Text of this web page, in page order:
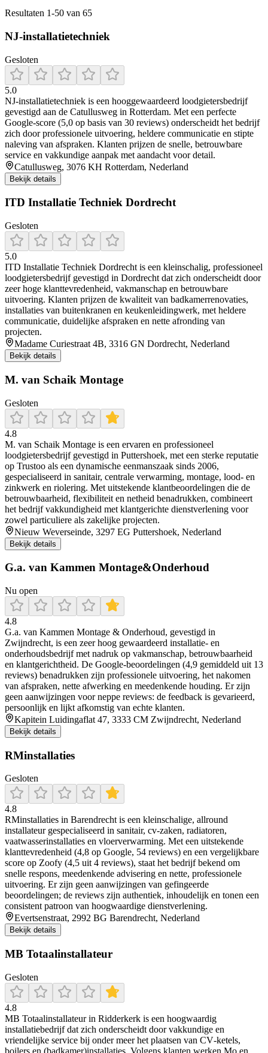
Resultaten 1-50 van 65
NJ-installatietechniek
Gesloten
5.0
NJ‑installatietechniek is een hooggewaardeerd loodgietersbedrijf
gevestigd aan de Catullusweg in Rotterdam. Met een perfecte
Google-score (5,0 op basis van 30 reviews) onderscheidt het bedrijf
zich door professionele uitvoering, heldere communicatie en stipte
naleving van afspraken. Klanten prijzen de snelle, betrouwbare
service en vakkundige aanpak met aandacht voor detail.
Catullusweg, 3076 KH Rotterdam, Nederland
Bekijk details
ITD Installatie Techniek Dordrecht
Gesloten
5.0
ITD Installatie Techniek Dordrecht is een kleinschalig, professioneel
loodgietersbedrijf gevestigd in Dordrecht dat zich onderscheidt door
zeer hoge klanttevredenheid, vakmanschap en betrouwbare
uitvoering. Klanten prijzen de kwaliteit van badkamerrenovaties,
installaties van buitenkranen en keukenleidingwerk, met heldere
communicatie, duidelijke afspraken en nette afronding van
projecten.
Madame Curiestraat 4B, 3316 GN Dordrecht, Nederland
Bekijk details
M. van Schaik Montage
Gesloten
4.8
M. van Schaik Montage is een ervaren en professioneel
loodgietersbedrijf gevestigd in Puttershoek, met een sterke reputatie
op Trustoo als een dynamische eenmanszaak sinds 2006,
gespecialiseerd in sanitair, centrale verwarming, montage, lood- en
zinkwerk en riolering. Met uitstekende klantbeoordelingen die de
betrouwbaarheid, flexibiliteit en netheid benadrukken, combineert
het bedrijf vakkundigheid met klantgerichte dienstverlening voor
zowel particuliere als zakelijke projecten.
Nieuw Weverseinde, 3297 EG Puttershoek, Nederland
Bekijk details
G.a. van Kammen Montage&Onderhoud
Nu open
4.8
G.a. van Kammen Montage & Onderhoud, gevestigd in
Zwijndrecht, is een zeer hoog gewaardeerd installatie- en
onderhoudsbedrijf met nadruk op vakmanschap, betrouwbaarheid
en klantgerichtheid. De Google-beoordelingen (4,9 gemiddeld uit 13
reviews) benadrukken zijn professionele uitvoering, het nakomen
van afspraken, nette afwerking en meedenkende houding. Er zijn
geen aanwijzingen voor neppe reviews: de feedback is gevarieerd,
persoonlijk en lijkt afkomstig van echte klanten.
Kapitein Luidingaflat 47, 3333 CM Zwijndrecht, Nederland
Bekijk details
RMinstallaties
Gesloten
4.8
RMinstallaties in Barendrecht is een kleinschalige, allround
installateur gespecialiseerd in sanitair, cv‑zaken, radiatoren,
vaatwasserinstallaties en vloerverwarming. Met een uitstekende
klanttevredenheid (4,8 op Google, 54 reviews) en een vergelijkbare
score op Zoofy (4,5 uit 4 reviews), staat het bedrijf bekend om
snelle respons, meedenkende advisering en nette, professionele
uitvoering. Er zijn geen aanwijzingen van gefingeerde
beoordelingen; de reviews zijn authentiek, inhoudelijk en tonen een
consistent patroon van hoogwaardige dienstverlening.
Evertsenstraat, 2992 BG Barendrecht, Nederland
Bekijk details
MB Totaalinstallateur
Gesloten
4.8
MB Totaalinstallateur in Ridderkerk is een hoogwaardig
installatiebedrijf dat zich onderscheidt door vakkundige en
vriendelijke service bij onder meer het plaatsen van CV‑ketels,
boilers en (badkamer)installaties. Volgens klanten werken Mo en